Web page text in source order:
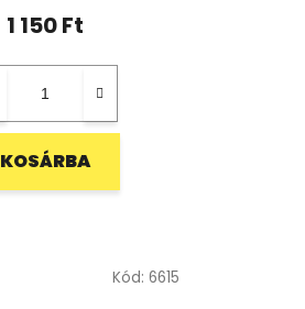
1 150 Ft
KOSÁRBA
Kód: 6615